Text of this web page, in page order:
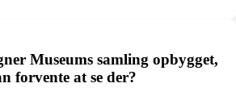
Museums samling opbygget,
forvente at se der?